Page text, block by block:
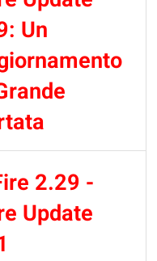
Un
2.29 -
Update